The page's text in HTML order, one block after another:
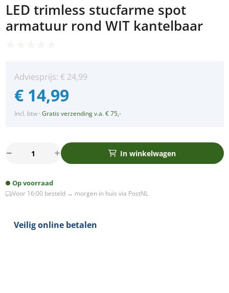
LED trimless stucfarme spot
armatuur rond WIT kantelbaar
Adviesprijs: € 24,99
€ 14,99
Incl. btw ·Gratis verzending v.a. € 75,-
spot
armatuur
kantelbaar
In winkelwagen
Op voorraad
Voor 16:00 besteld → morgen in huis via PostNL
Veilig online betalen